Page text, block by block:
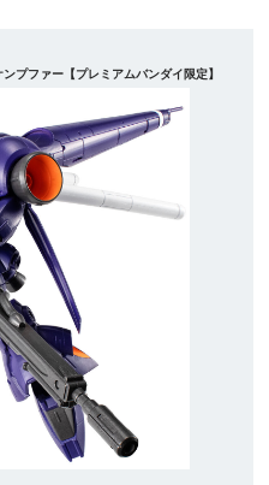
プファー【プレミアムバンダイ限定】